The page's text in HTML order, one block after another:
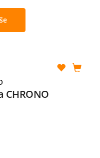
CHRONO